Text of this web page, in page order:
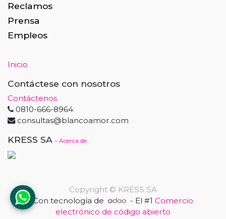
Reclamos
Prensa
Empleos
Inicio
Contáctese con nosotros
Contáctenos
0810-666-8964
consultas@blancoamor.com
KRESS SA - Acerca de
Copyright © KRESS SA
Con tecnología de
- El #1Comercio
electrónico de código abierto